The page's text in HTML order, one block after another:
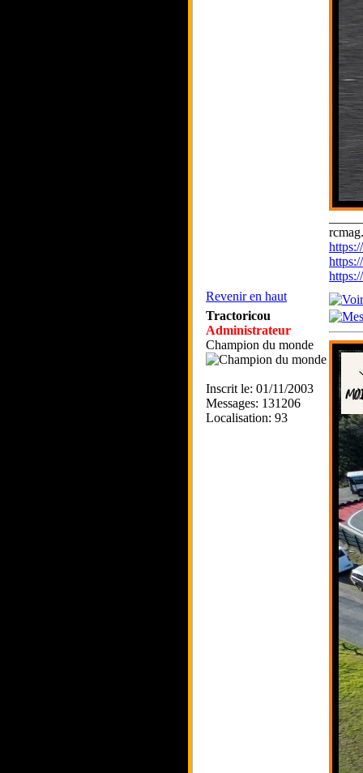
Revenir en haut
Tractoricou
Administrateur
Champion du monde
Inscrit le: 01/11/2003
Messages: 131206
Localisation: 93